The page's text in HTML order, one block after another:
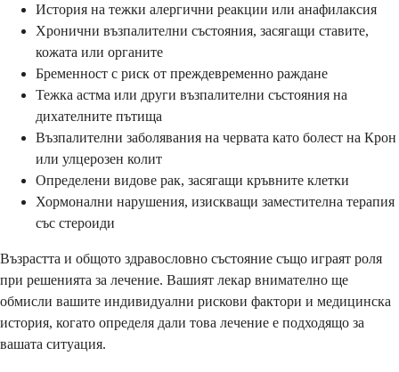
История на тежки алергични реакции или анафилаксия
Хронични възпалителни състояния, засягащи ставите,
кожата или органите
Бременност с риск от преждевременно раждане
Тежка астма или други възпалителни състояния на
дихателните пътища
Възпалителни заболявания на червата като болест на Крон
или улцерозен колит
Определени видове рак, засягащи кръвните клетки
Хормонални нарушения, изискващи заместителна терапия
със стероиди
Възрастта и общото здравословно състояние също играят роля
при решенията за лечение. Вашият лекар внимателно ще
обмисли вашите индивидуални рискови фактори и медицинска
история, когато определя дали това лечение е подходящо за
вашата ситуация.